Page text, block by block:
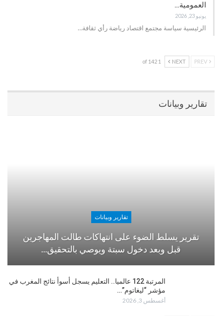
العمومية…
يونيو 23, 2026
الرئيسية سياسة مجتمع اقتصاد رياضة رأي ثقافة…
NEXT
1 of 142
تقارير وبيانات
تقارير وبيانات
تقرير يسلط الضوء على انتهاكات طالت المهاجرين
قبل وبعد دخول سبتة ويوصي بالتحقيق…
المرتبة 122 عالميا.. التعليم يسجل أسوأ نتائج المغرب في
مؤشر “ليغاتوم”…
أغسطس 3, 2026